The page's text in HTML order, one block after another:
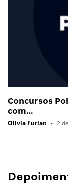
Concursos
com…
Olivia Furlan • 2